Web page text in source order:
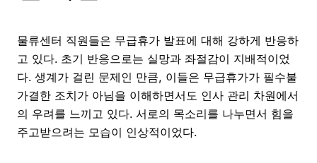
물류센터 직원들은 무급휴가 발표에 대해 강하게 반응하
고 있다. 초기 반응으로는 실망과 좌절감이 지배적이었
다. 생계가 걸린 문제인 만큼, 이들은 무급휴가가 필수불
가결한 조치가 아님을 이해하면서도 인사 관리 차원에서
의 우려를 느끼고 있다. 서로의 목소리를 나누면서 힘을
주고받으려는 모습이 인상적이었다.